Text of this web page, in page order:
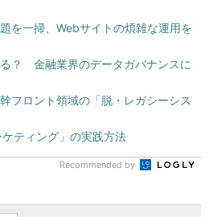
を一掃、Webサイトの煩雑な運用を
？ 金融業界のデータガバナンスに
フロント領域の「脱・レガシーシス
ティング」の実践方法
Recommended by